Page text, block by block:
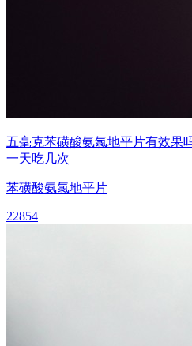
五毫克苯磺酸氨氯地平片有效果
一天吃几次
苯磺酸氨氯地平片
22854